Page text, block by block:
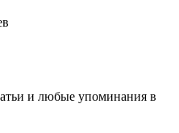
и любые упоминания в